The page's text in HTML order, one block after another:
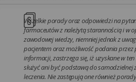
Wszelkie porady oraz odpowiedzi na
farmaceutów z należytą starannością i w
zawodowej wiedzy, niemniej jednak z
pacjentem oraz możliwość podania przez
informacji, zastrzega się, iż uzyskane w
służyć ani być podstawą do
leczenia. Nie zastępują one również